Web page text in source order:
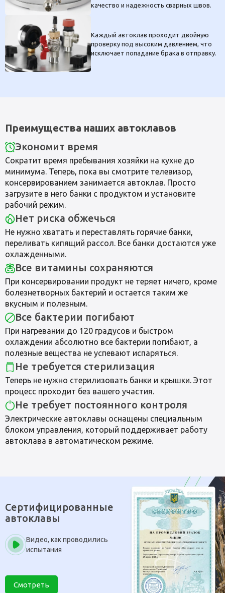
качество и надежность сварных швов.
Каждый автоклав проходит двойную
проверку под высоким давлением, что
исключает попадание брака в отправку.
Преимущества наших автоклавов
Экономит время
Сократит время пребывания хозяйки на кухне до
минимума. Теперь, пока вы смотрите телевизор,
консервированием занимается автоклав. Просто
загрузите в него банки с продуктом и установите
рабочий режим.
Нет риска обжечься
Не нужно хватать и переставлять горячие банки,
переливать кипящий рассол. Все банки достаются уже
охлажденными.
Все витамины сохраняются
При консервировании продукт не теряет ничего, кроме
болезнетворных бактерий и остается таким же
вкусным и полезным.
Все бактерии погибают
При нагревании до 120 градусов и быстром
охлаждении абсолютно все бактерии погибают, а
полезные вещества не успевают испаряться.
Не требуется стерилизация
Теперь не нужно стерилизовать банки и крышки. Этот
процесс проходит без вашего участия.
Не требует постоянного контроля
Электрические автоклавы оснащены специальным
блоком управления, который поддерживает работу
автоклава в автоматическом режиме.
Сертифицированные
автоклавы
Видео, как проводились
испытания
Смотреть